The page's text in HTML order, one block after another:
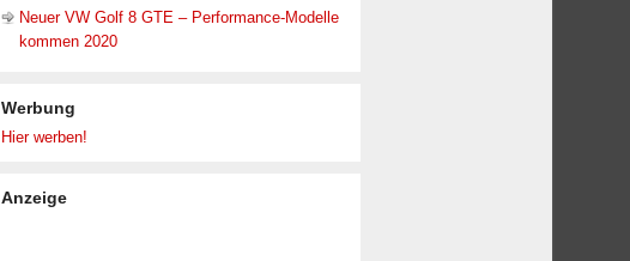
Neuer VW Golf 8 GTE – Performance-Modelle
kommen 2020
Werbung
Hier werben!
Anzeige